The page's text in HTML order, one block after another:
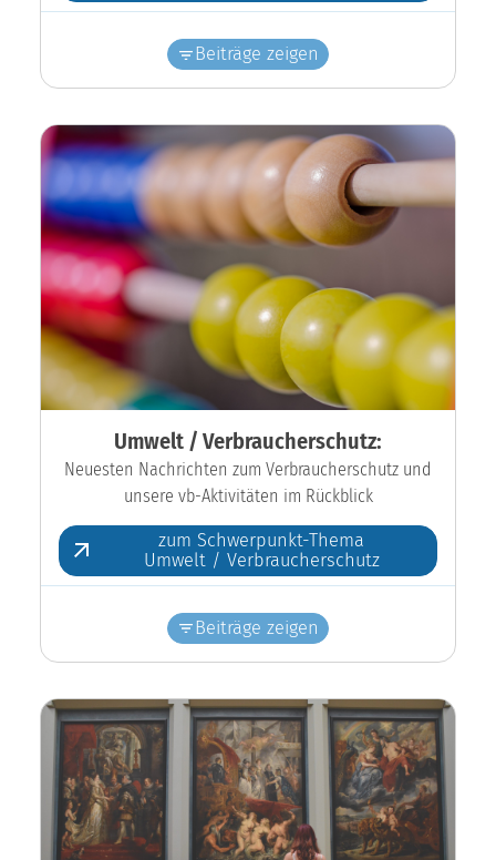
Beiträge zeigen
Umwelt / Verbraucherschutz:
Neuesten Nachrichten zum Verbraucherschutz und
unsere vb-Aktivitäten im Rückblick
zum Schwerpunkt-Thema
Umwelt / Verbraucherschutz
Beiträge zeigen